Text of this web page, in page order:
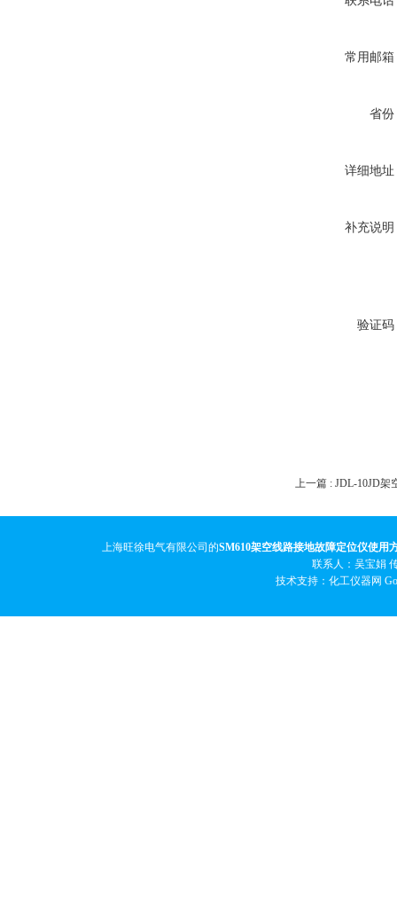
常用邮箱
省份
详细地址
补充说明
验证码
上一篇 : JDL-10JD架
上海旺徐电气有限公司的SM610架空线路接地故障定位仪使用
联系人：吴宝娟
技术支持：化工仪器网